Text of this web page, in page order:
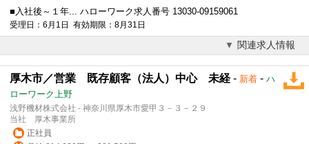
■入社後～１年... ハローワーク求人番号 13030-09159061
受理日：6月1日 有効期限：8月31日
関連求人情報
厚木市／営業 既存顧客（法人）中心 未経 - 新着 - ハ
ローワーク上野
浅野機材株式会社 - 神奈川県厚木市愛甲３－３－２９
当社 厚木事業所
正社員